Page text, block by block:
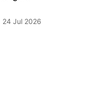
24 Jul 2026